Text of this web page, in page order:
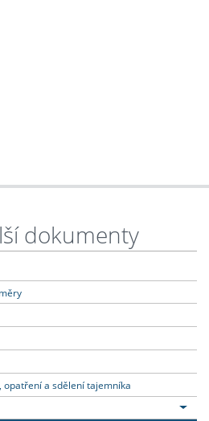
dokumenty
opatření a sdělení tajemníka